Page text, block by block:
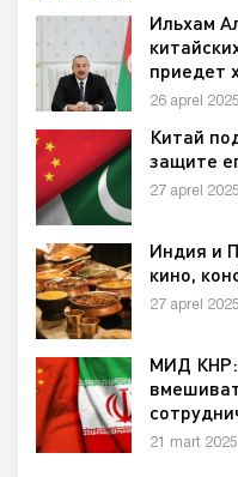
Ильхам
приедет
26 aprel 2025
Китай
защите
27 aprel 2025
Индия и
кино,
27 aprel 2025
МИД КНР:
21 mart 2025